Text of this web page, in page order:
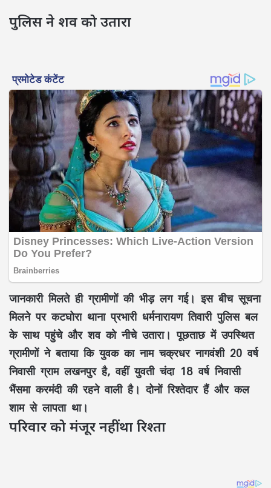
पुलिस ने शव को उतारा
जानकारी मिलते ही ग्रामीणों की भीड़ लग गई। इस बीच सूचना
मिलने पर कटघोरा थाना प्रभारी धर्मनारायण तिवारी पुलिस बल
के साथ पहुंचे और शव को नीचे उतारा। पूछताछ में उपस्थित
ग्रामीणों ने बताया कि युवक का नाम चक्रधर नागवंशी 20 वर्ष
निवासी ग्राम लखनपुर है, वहीं युवती चंदा 18 वर्ष निवासी
भैंसमा करमंदी की रहने वाली है। दोनों रिश्तेदार हैं और कल
शाम से लापता था।
परिवार को मंजूर नहीं था रिश्ता